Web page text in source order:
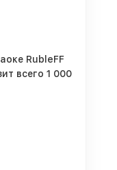
RubleFF
всего 1 000